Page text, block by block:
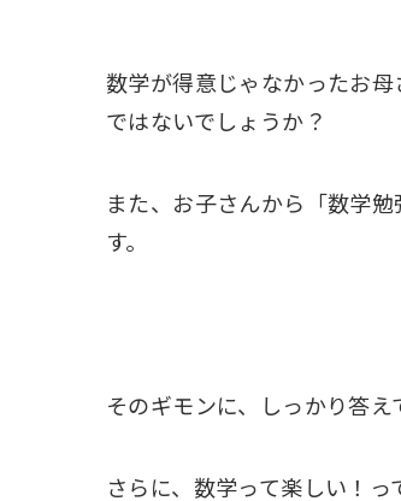
数学が得意じゃなかったお
ではないでしょうか？
また、お子さんから「数学
す。
そのギモンに、しっかり答え
さらに、数学って楽しい！